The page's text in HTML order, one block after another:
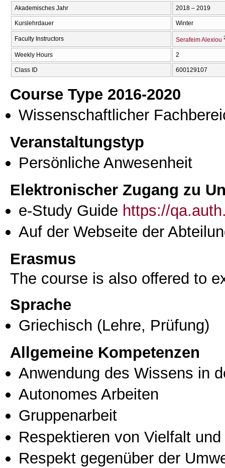
Akademisches Jahr 2018 – 2019
Kurslehrdauer Winter
Faculty Instructors Serafeim Alexiou
Weekly Hours 2
Class ID 600129107
Course Type 2016-2020
Wissenschaftlicher
Veranstaltungstyp
Persönliche Anwesenheit
Elektronischer Zugang zu
e-Study Guide https://
Auf der Webseite der
Erasmus
The course is also offered to
Sprache
Griechisch (Lehre, Prüfung)
Allgemeine Kompetenzen
Anwendung des Wissens in
Autonomes Arbeiten
Gruppenarbeit
Respektieren von Vielfalt
Respekt gegenüber der